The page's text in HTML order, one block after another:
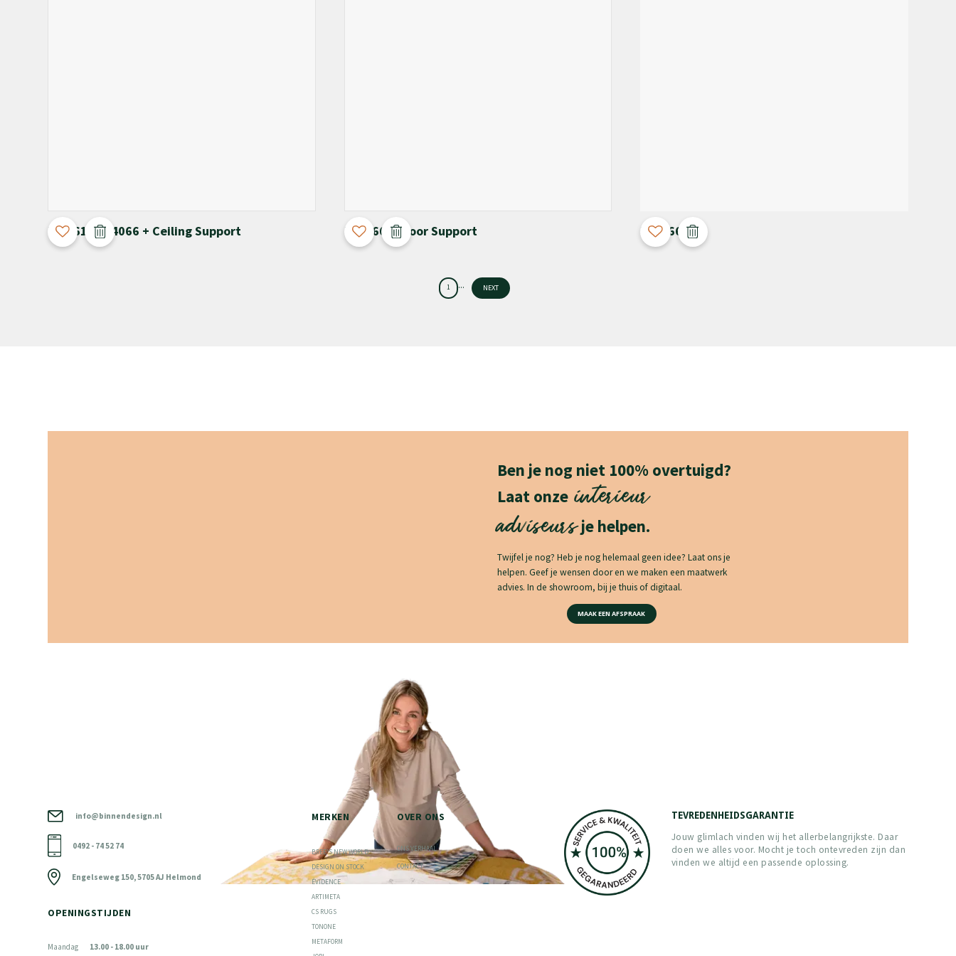
T-4061 / M-4066 + Ceiling Support M-4066 + Floor Support M-4066
1 ... NEXT
Ben je nog niet 100% overtuigd?
Laat onzeinterieur
adviseurs je helpen.
Twijfel je nog? Heb je nog helemaal geen idee? Laat ons je
helpen. Geef je wensen door en we maken een maatwerk
advies. In de showroom, bij je thuis of digitaal.
MAAK EEN AFSPRAAK
info@binnendesign.nl
0492 - 74 52 74
Engelseweg 150, 5705 AJ Helmond
OPENINGSTIJDEN
Maandag
13.00 - 18.00 uur
MERKEN
BREE'S NEW WORLD
DESIGN ON STOCK
ÉVIDENCE
ARTIMETA
CS RUGS
TONONE
METAFORM
OVER ONS
ONS VERHAAL
CONTACT
TEVREDENHEIDSGARANTIE
Jouw glimlach vinden wij het allerbelangrijkste. Daar
doen we alles voor. Mocht je toch ontevreden zijn dan
vinden we altijd een passende oplossing.